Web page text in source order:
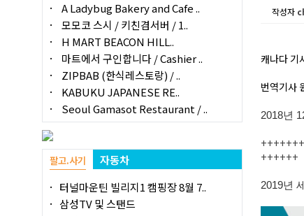
A Ladybug Bakery and Cafe ..
모모코 스시 / 키친겸서버 / 1..
H MART BEACON HILL..
마트에서 구인합니다 / Cashier ..
ZIPBAB (한식레스토랑) / ..
KABUKU JAPANESE RE..
Seoul Gamasot Restaurant / ..
팔고.사기
자동차
터널마운틴 빌리지1 캠핑장 8월 7..
삼성TV 및 스탠드
작성자
캐나다 기
번역기사
2018년
++++++
2019년